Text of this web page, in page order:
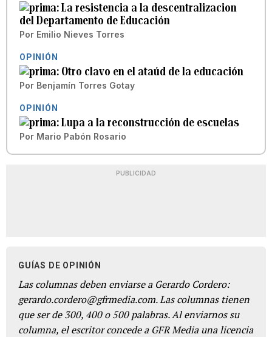
La resistencia a la descentralizacion
del Departamento de Educación
Por Emilio Nieves Torres
OPINIÓN
Otro clavo en el ataúd de la educación
Por Benjamín Torres Gotay
OPINIÓN
Lupa a la reconstrucción de escuelas
Por Mario Pabón Rosario
PUBLICIDAD
GUÍAS DE OPINIÓN
Las columnas deben enviarse a Gerardo Cordero:
gerardo.cordero@gfrmedia.com. Las columnas tienen
que ser de 300, 400 o 500 palabras. Al enviarnos su
columna, el escritor concede a GFR Media una licencia